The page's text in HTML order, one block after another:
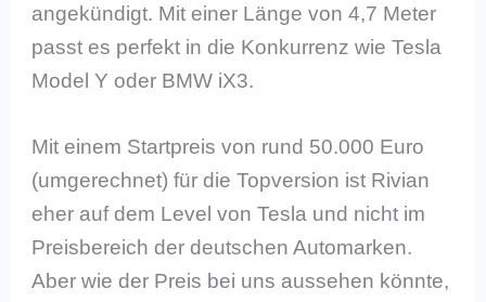
angekündigt. Mit einer Länge von 4,7 Meter
passt es perfekt in die Konkurrenz wie Tesla
Model Y oder BMW iX3.
Mit einem Startpreis von rund 50.000 Euro
(umgerechnet) für die Topversion ist Rivian
eher auf dem Level von Tesla und nicht im
Preisbereich der deutschen Automarken.
Aber wie der Preis bei uns aussehen könnte,